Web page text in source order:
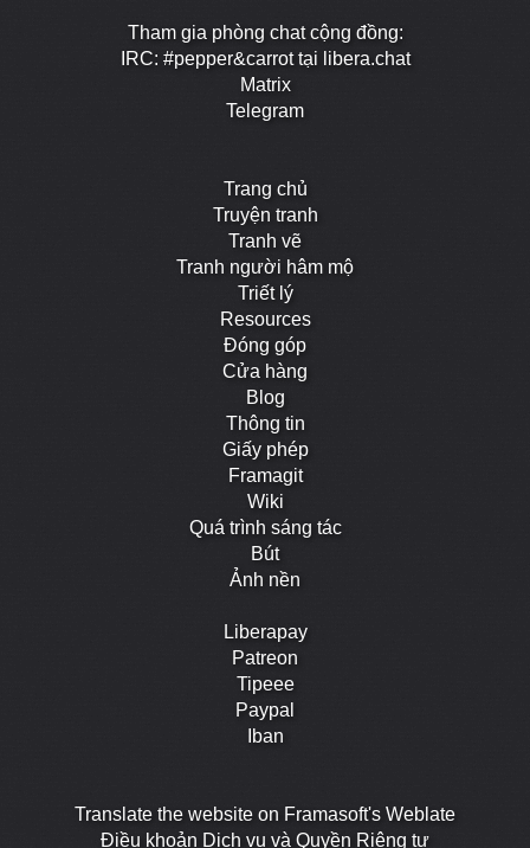
Tham gia phòng chat cộng đồng:
IRC: #pepper&carrot tại libera.chat
Matrix
Telegram
Trang chủ
Truyện tranh
Tranh vẽ
Tranh người hâm mộ
Triết lý
Resources
Đóng góp
Cửa hàng
Blog
Thông tin
Giấy phép
Framagit
Wiki
Quá trình sáng tác
Bút
Ảnh nền
Liberapay
Patreon
Tipeee
Paypal
Iban
Translate the website on Framasoft's Weblate
Điều khoản Dịch vụ và Quyền Riêng tư